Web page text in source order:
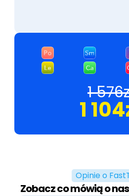
1
1
Opinie o
Zobacz co mówią o nas